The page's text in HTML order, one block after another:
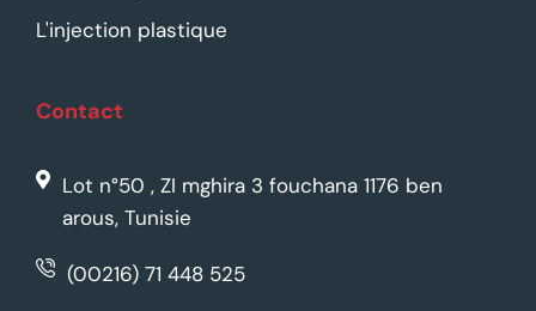
L'injection plastique
Contact
Lot n°50 , ZI mghira 3 fouchana 1176 ben
arous, Tunisie
(00216) 71 448 525